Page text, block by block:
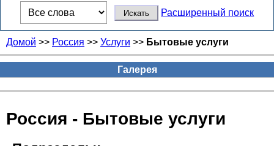
Расширенный поиск
Домой >> Россия >> Услуги >> Бытовые услуги
Галерея
Россия - Бытовые услуги